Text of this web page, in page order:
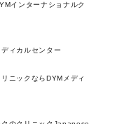
インターナショナルク
ィカルセンター
ニックならDYMメディ